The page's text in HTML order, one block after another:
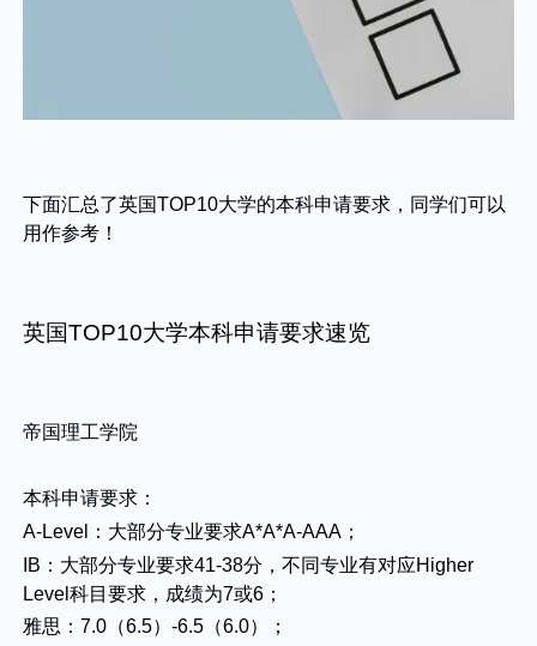
下面汇总了英国TOP10大学的本科申请要求，同学们可以
用作参考！
英国TOP10大学本科申请要求速览
帝国理工学院
本科申请要求：
A-Level：大部分专业要求A*A*A-AAA；
IB：大部分专业要求41-38分，不同专业有对应Higher
Level科目要求，成绩为7或6；
雅思：7.0（6.5）-6.5（6.0）；